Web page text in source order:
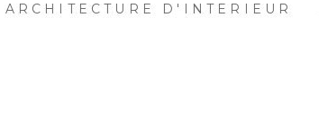
ARCHITECTURE D'INTERIEUR